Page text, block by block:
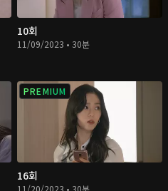
10회
11/09/2023 • 30분
PREMIUM
16회